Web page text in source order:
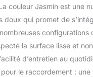
Profondeur du
mm - Dimensions
extérieures : 860
mm - Découpe :
480 mm -
c'est-à-dire que
surface
couleur Jasmin est une
doux qui promet de
configurations
la surface lisse et
d’entretien au
pour le raccordement : une